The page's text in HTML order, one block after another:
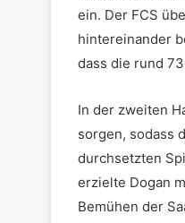
ein. Der FCS
hintereinander
dass die rund
In der zweiten
sorgen, sodass
durchsetzten
erzielte Dogan
Bemühen der